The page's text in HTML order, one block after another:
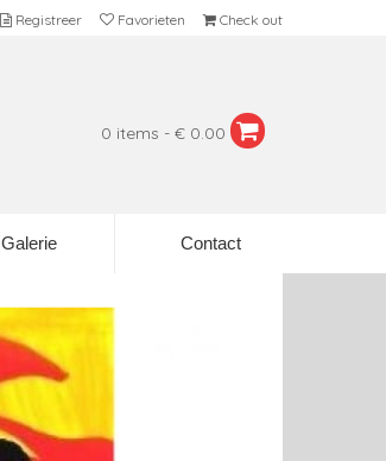
Registreer Favorieten Check out
0 items - € 0.00
Galerie Contact